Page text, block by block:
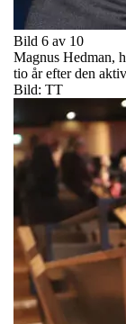
Bild 6 av 10
Magnus Hedman,
tio år efter den
Bild: TT